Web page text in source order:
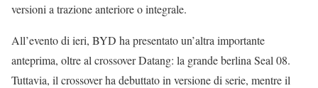
versioni a trazione anteriore o integrale.
All’evento di ieri, BYD ha presentato un’altra importante
anteprima, oltre al crossover Datang: la grande berlina Seal 08.
Tuttavia, il crossover ha debuttato in versione di serie, mentre il